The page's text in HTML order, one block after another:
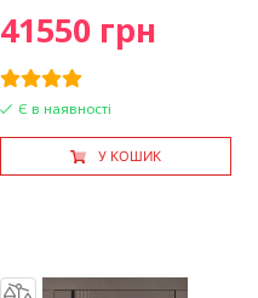
41550 грн
Є в наявності
У КОШИК